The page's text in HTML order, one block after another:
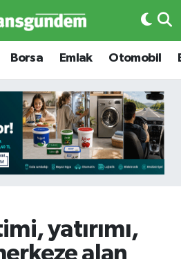
Borsa Emlak Otomobil
yatırımı,
alan